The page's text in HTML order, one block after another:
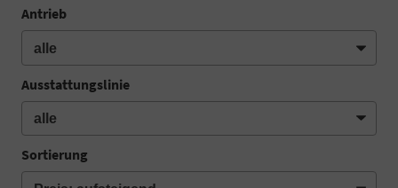
Antrieb
Ausstattungslinie
Sortierung